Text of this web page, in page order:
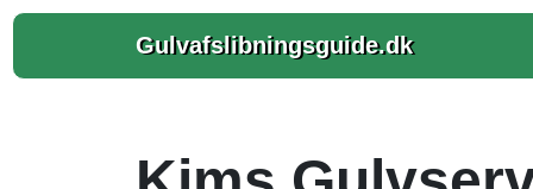
Gulvafslibningsguide.dk